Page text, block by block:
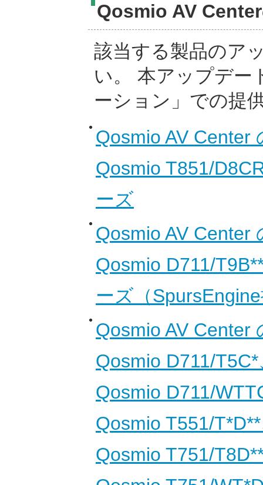
Qosmio AV
該当する製品のア
い。 本アップデー
ーション」での提
Qosmio AV Center
Qosmio T851/
ーズ
Qosmio AV Center
Qosmio D711/
ーズ（
Qosmio AV Center
Qosmio D711/
Qosmio D711/
Qosmio T551/
Qosmio T751/